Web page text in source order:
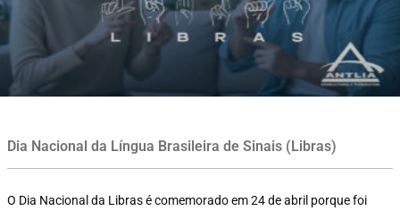
Dia Nacional da Língua Brasileira de Sinais (Libras)
O Dia Nacional da Libras é comemorado em 24 de abril porque foi